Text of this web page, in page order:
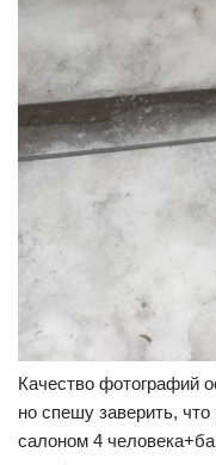
Качество фотографий
но спешу заверить,
салоном 4